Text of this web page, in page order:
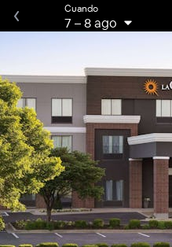
Cuando
7 –8 ago